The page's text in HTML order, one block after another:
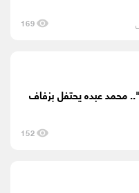
169
محمد عبده يحتفل بزفاف
152